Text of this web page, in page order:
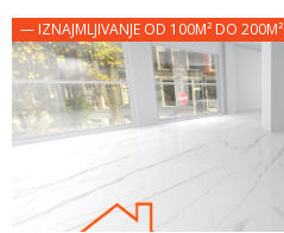
— IZNAJMLJIVANJE OD 100M² DO 200M²